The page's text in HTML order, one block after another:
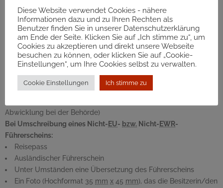
Reisepass oder Personalausweis
Ausländischer Führerschein
Ein Foto (Hochformat 35 mm x45mm), das die Besitzerin/den
Besitzer einwandfrei erkennen lässt (wenn möglich nach
bestimmtenPassbildkriterien)
Eventuell Auszug aus der Führerscheinkartei des
die Abwicklung bei der Behörde)
Abwicklung bei der Behörde)
Bei Umschreibung eines Nicht- EU- bzw. Nicht- EWR-
Führerscheins:
Reisepass
Ausländischer Führerschein
Unter Umständen eine Übersetzung des Führerscheins
Ein Foto (Hochformat 35 mm x 45 mm), das die Besitzerin/den
Diese Website verwendet Cookies - nähere
Informationen dazu und zu Ihren Rechten als
Benutzer finden Sie in unserer Datenschutzerklärung
am Ende der Seite. Klicken Sie auf „Ich stimme zu“, um
Cookies zu akzeptieren und direkt unsere Webseite
besuchen zu können, oder klicken Sie auf „Cookie-
Einstellungen“, um Ihre Cookies selbst zu verwalten.
Cookie Einstellungen Ich stimme zu